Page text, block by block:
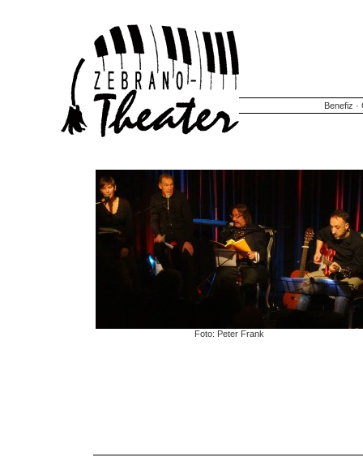
Benefiz ·
Foto: Peter Frank